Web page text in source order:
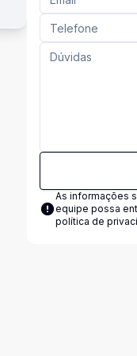
As informações
equipe possa
política de